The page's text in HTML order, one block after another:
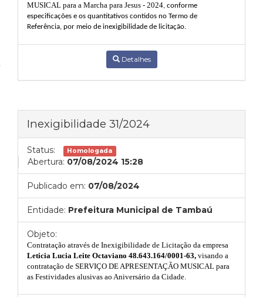
MUSICAL para a Marcha para Jesus - 2024, conforme
especificações e os quantitativos contidos no Termo de
Referência, por meio de inexigibilidade de licitação.
Detalhes
Inexigibilidade 31/2024
Status: Homologada
Abertura: 07/08/2024 15:28
Publicado em: 07/08/2024
Entidade: Prefeitura Municipal de Tambaú
Objeto:
Contratação através de Inexigibilidade de Licitação da empresa
Leticia Lucia Leite Octaviano 48.643.164/0001-63, visando a
contratação de SERVIÇO DE APRESENTAÇÃO MUSICAL para
as Festividades alusivas ao Aniversário da Cidade.